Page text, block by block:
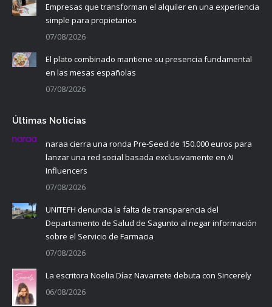
Empresas que transforman el alquiler en una experiencia
simple para propietarios
07/08/2026
El plato combinado mantiene su presencia fundamental
en las mesas españolas
07/08/2026
Últimas Noticias
naraa cierra una ronda Pre-Seed de 150.000 euros para
lanzar una red social basada exclusivamente en AI
Influencers
07/08/2026
UNITEFH denuncia la falta de transparencia del
Departamento de Salud de Sagunto al negar información
sobre el Servicio de Farmacia
07/08/2026
La escritora Noelia Díaz Navarrete debuta con Sincerely
06/08/2026